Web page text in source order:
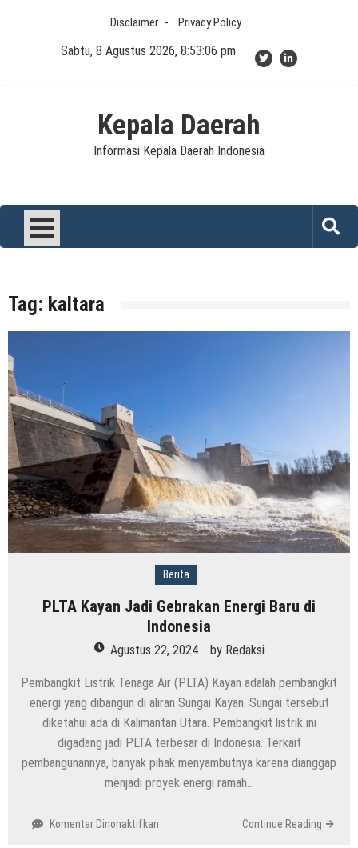
Disclaimer Privacy Policy
Sabtu, 8 Agustus 2026, 8:53:07 pm
Kepala Daerah
Informasi Kepala Daerah Indonesia
Tag: kaltara
Berita
PLTA Kayan Jadi Gebrakan Energi Baru di
Indonesia
Agustus 22, 2024 by Redaksi
Pembangkit Listrik Tenaga Air (PLTA) Kayan adalah pembangkit
energi yang dibangun di aliran Sungai Kayan. Sungai tersebut
diketahui ada di Kalimantan Utara. Pembangkit listrik ini
digadang jadi PLTA terbesar di Indonesia. Terkait
pembangunannya, banyak pihak menyambutnya karena dianggap
menjadi proyek energi ramah…
Komentar Dinonaktifkan Continue Reading